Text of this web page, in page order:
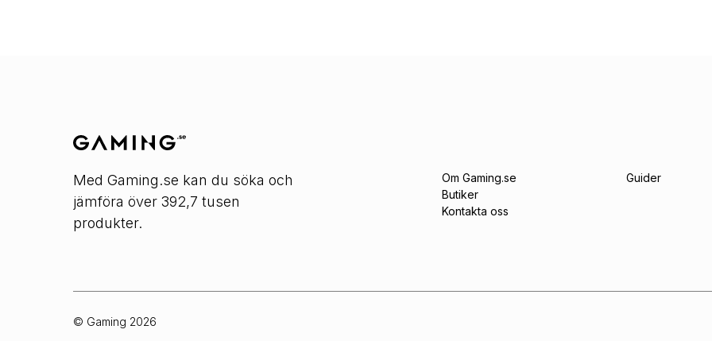
Med Gaming.se kan du söka och
jämföra över 392,7 tusen
produkter.
Om Gaming.se
Butiker
Kontakta oss
Guider
© Gaming 2026